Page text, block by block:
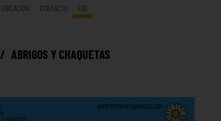
UBICACIÓN CONTACTO FAQ
/ ABRIGOS Y CHAQUETAS